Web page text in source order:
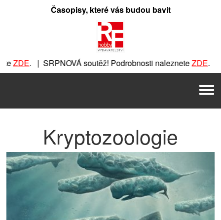
Časopisy, které vás budou bavit
. | SRPNOVÁ soutěž! Podrobnosti nalezneteZDE. |
. | SRPNOVÁ soutěž!
Kryptozoologie